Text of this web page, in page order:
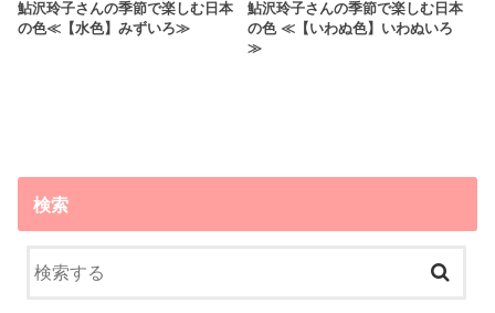
鮎沢玲子さんの季節で楽しむ日本
の色≪【水色】みずいろ≫
鮎沢玲子さんの季節で楽しむ日本
の色 ≪【いわぬ色】いわぬいろ
≫
検索